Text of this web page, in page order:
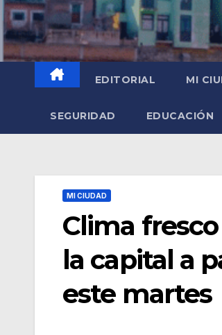
EDITORIAL MI
SEGURIDAD EDUCACIÓN
MI CIUDAD
Clima
la capital a
este martes